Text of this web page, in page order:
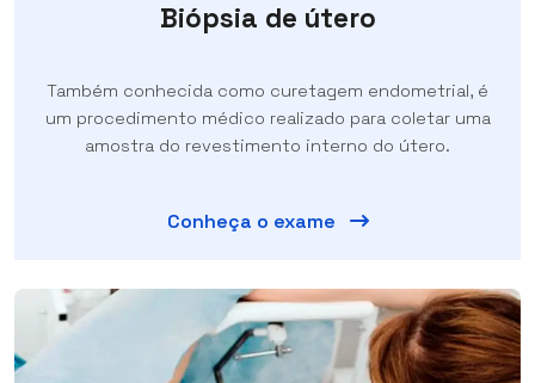
Biópsia de útero
Também conhecida como curetagem endometrial, é
um procedimento médico realizado para coletar uma
amostra do revestimento interno do útero.
Conheça o exame